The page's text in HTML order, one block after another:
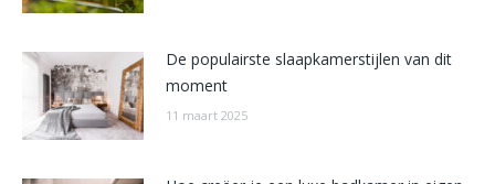
De populairste slaapkamerstijlen van dit
moment
11 maart 2025